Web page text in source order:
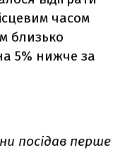
часом
близько
5% нижче за
посідав перше